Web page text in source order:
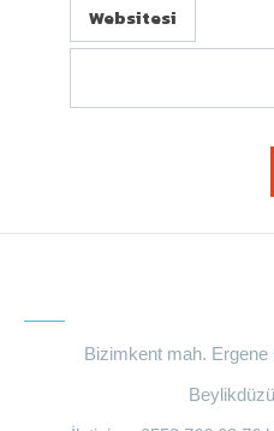
Websitesi
Bizimkent mah.